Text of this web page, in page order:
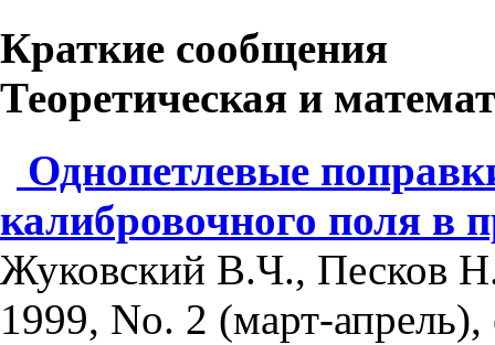
Краткие сообщения
Теоретическая и
Однопетлевые
калибровочного поля в
Жуковский В.Ч., Песков
1999, No. 2 (март-апрель),